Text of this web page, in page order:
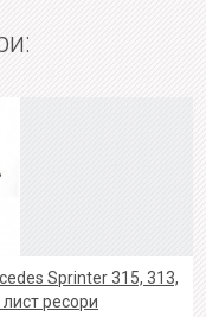
Sprinter 315, 313,
ресори